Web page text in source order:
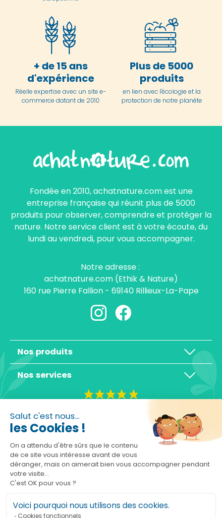
Salut c'est nous...
les Cookies !
On a attendu d'être sûrs que le contenu
de ce site vous intéresse avant de vous
déranger, mais on aimerait bien vous accompagner pendant
votre visite...
C'est OK pour vous ?
Voici pourquoi nous utilisons des cookies.
Cookies fonctionnels
+ de 15 ans
d'expérience
Réelle expertise avec un site e-
commerce datant de 2010
Plus de 5000
produits
en lien avec l'écologie et la
protection de notre planète
Fondée en 2010, achatnature.com est une
entreprise française qui réunit plus de 5000
produits pour observer, comprendre et protéger la
nature. Notre service client est à votre écoute, du
lundi au vendredi, pour vous accompagner.
Notre adresse :
achatnature.com (Ethik & Nature)
160 rue Pierre Fallion - 69140 Rillieux-La-Pape
Nos produits
Nos services